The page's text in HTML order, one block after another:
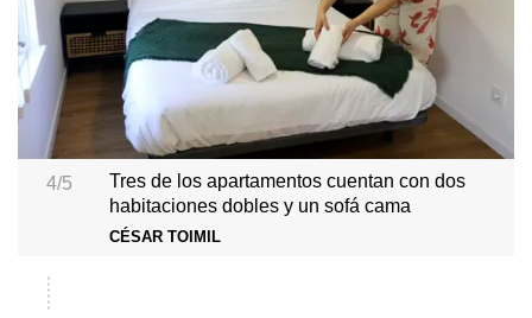
4/5
Tres de los apartamentos cuentan con dos
habitaciones dobles y un sofá cama
CÉSAR TOIMIL